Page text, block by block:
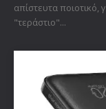
απίστευτα ποιοτικό,
"τεράστιο"...